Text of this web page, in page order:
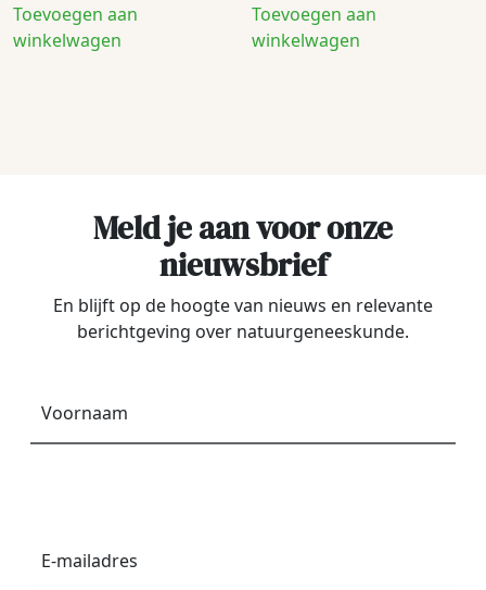
Toevoegen aan
winkelwagen
Toevoegen aan
winkelwagen
Meld je aan voor onze
nieuwsbrief
En blijft op de hoogte van nieuws en relevante
berichtgeving over natuurgeneeskunde.